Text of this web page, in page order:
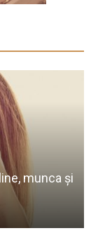
munca și